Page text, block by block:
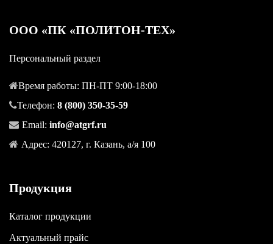
OOO «ПК «ПОЛИТОН-ТЕХ»
Персональный раздел
Время работы: ПН-ПТ 9:00-18:00
Телефон: 8 (800) 350-35-59
Email: info@atgrf.ru
Адрес: 420127, г. Казань, а/я 100
Продукция
Каталог продукции
Актуальный прайс